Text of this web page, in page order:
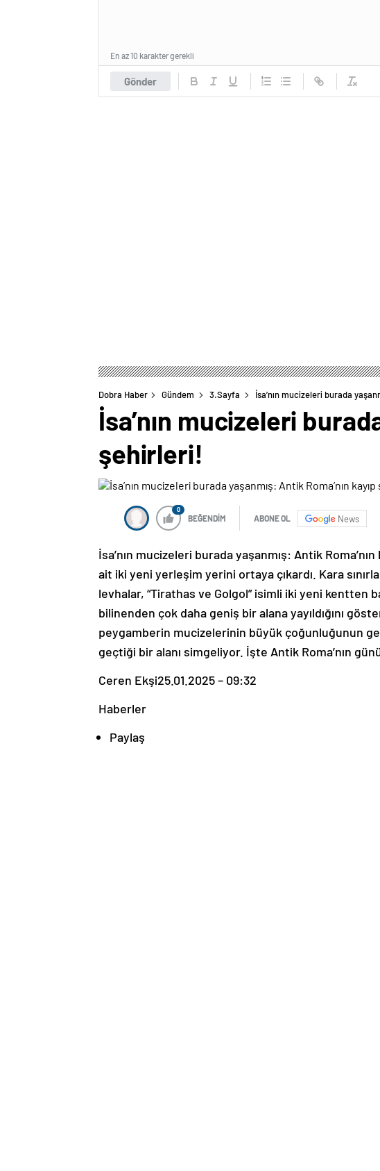
Gönder
En az 10 karakter gerekli
Dobra Haber Gündem 3.Sayfa İsa’nın mucizeleri burada
İsa’nın mucizeleri
şehirleri!
0
BEĞENDİM ABONE OL News
İsa’nın mucizeleri burada yaşanmış: Antik
ait iki yeni yerleşim yerini ortaya çıkardı. Kara
levhalar, “Tirathas ve Golgol” isimli iki yeni
bilinenden çok daha geniş bir alana yayıldığını
peygamberin mucizelerinin büyük çoğunluğunun
geçtiği bir alanı simgeliyor. İşte Antik Roma’nın
Ceren Ekşi25.01.2025 – 09:32
Haberler
Paylaş